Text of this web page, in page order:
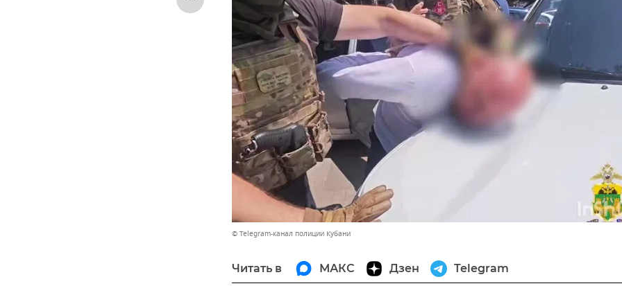
© Telegram-канал полиции Кубани
Читать в МАКС Дзен Telegram